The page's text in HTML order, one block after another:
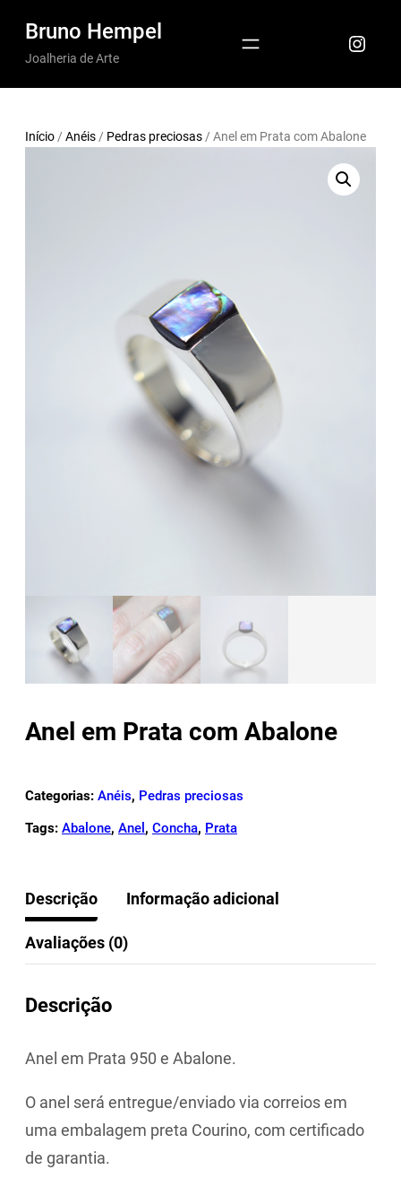
paraBruno Hempel
Joalheria de Arte
Início / Anéis / Pedras preciosas / Anel em Prata com Abalone
Anel em Prata com Abalone
Categorias: Anéis, Pedras preciosas
Tags: Abalone, Anel , Concha, Prata
Descrição Informação adicional
Avaliações (0)
Descrição
Anel em Prata 950 e Abalone.
O anel será entregue/enviado via correios em
uma embalagem preta Courino, com certificado
de garantia.